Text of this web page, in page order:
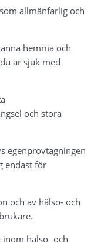
allmänfarlig och
hemma och
är sjuk med
och stora
egenprovtagningen
endast för
och av hälso- och
inom hälso- och